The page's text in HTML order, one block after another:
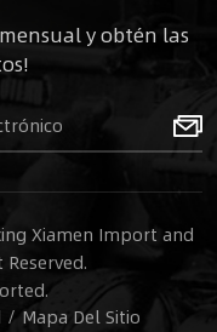
y obtén las
Xiamen Import and
Reserved.
/ Mapa Del Sitio